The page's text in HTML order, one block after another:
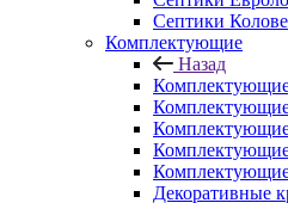
Септики
Комплектующие
Назад
Комплектующие
Комплектующие
Комплектующие
Декоративные